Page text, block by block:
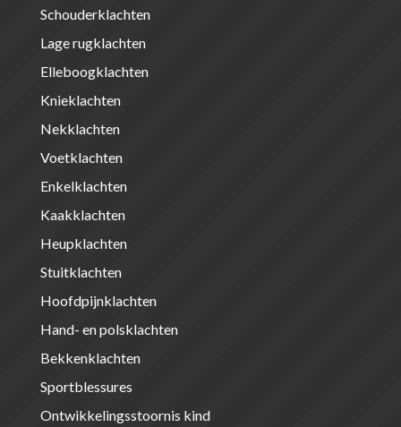
Schouderklachten
Lage rugklachten
Elleboogklachten
Knieklachten
Nekklachten
Voetklachten
Enkelklachten
Kaakklachten
Heupklachten
Stuitklachten
Hoofdpijnklachten
Hand- en polsklachten
Bekkenklachten
Sportblessures
Ontwikkelingsstoornis kind